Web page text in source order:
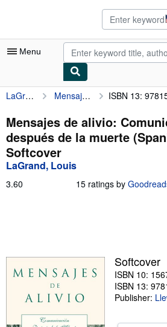
Menu
My Account
My Purchases
Advanced Search
Browse Collections
Rare Books
Start Selling
LaGrand, Louis Mensajes de alivio: Comunicación después de la muerte (Spanish Edition) ISBN 13:
Mensajes de alivio:
después de la muerte
Softcover
LaGrand, Louis
3.60 15 ratings by
Softcover
ISBN 10:
ISBN 13:
Publisher: